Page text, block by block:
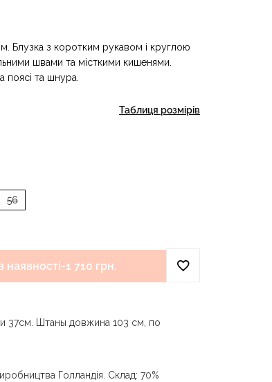
Блузка з коротким рукавом і круглою
швами та місткими кишенями.
поясі та шнура.
56
Таблиця розмірів
наявності-1 710 грн.
37см. Штаны довжина 103 см, по
Голландія. Склад: 70%